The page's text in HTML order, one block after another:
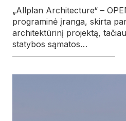
„Allplan Architecture“ –
programinė įranga, skirta
architektūrinį projektą,
statybos sąmatos…